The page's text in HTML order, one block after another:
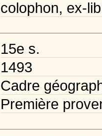
colophon, ex-
15e s.
1493
Cadre
Première